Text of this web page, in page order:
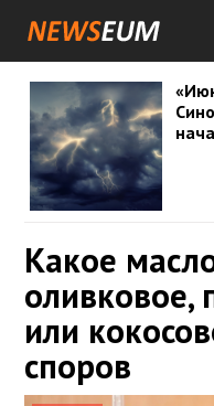
Какое
оливковое,
или
споров